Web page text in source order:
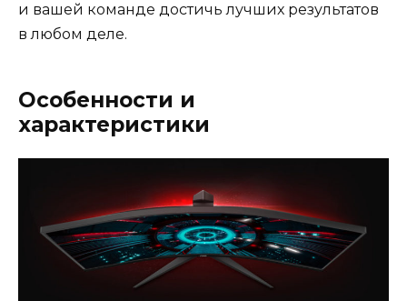
и вашей команде достичь лучших результатов
в любом деле.
Особенности и
характеристики